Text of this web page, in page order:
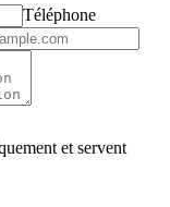
Téléphone
et servent